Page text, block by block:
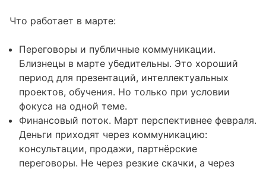
Что работает в марте:
Переговоры и публичные коммуникации.
Близнецы в марте убедительны. Это хороший
период для презентаций, интеллектуальных
проектов, обучения. Но только при условии
фокуса на одной теме.
Финансовый поток. Март перспективнее февраля.
Деньги приходят через коммуникацию:
консультации, продажи, партнёрские
переговоры. Не через резкие скачки, а через